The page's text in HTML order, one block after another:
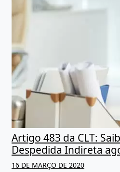
Artigo 483 da CLT:
Despedida Indireta
16 DE MARÇO DE 2020